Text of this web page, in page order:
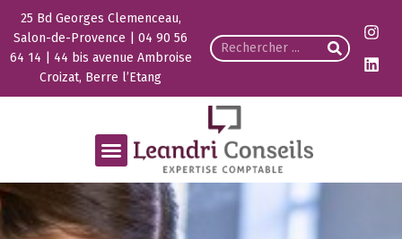
25 Bd Georges Clemenceau,
Salon-de-Provence | 04 90 56
64 14 | 44 bis avenue Ambroise
Croizat, Berre l’Etang